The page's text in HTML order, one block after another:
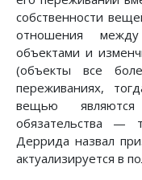
собственности
отношения
объектами и
(объекты все
переживаниях,
вещью являются
обязательства —
Деррида назвал
актуализируется в